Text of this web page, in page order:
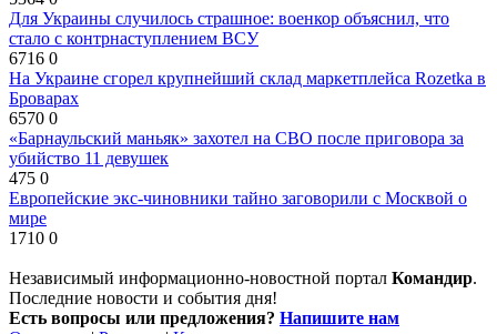
Для Украины случилось страшное: военкор объяснил, что
стало с контрнаступлением ВСУ
6716 0
На Украине сгорел крупнейший склад маркетплейса Rozetka в
Броварах
6570 0
«Барнаульский маньяк» захотел на СВО после приговора за
убийство 11 девушек
475 0
Европейские экс-чиновники тайно заговорили с Москвой о
мире
1710 0
Независимый информационно-новостной портал Командир.
Последние новости и события дня!
Есть вопросы или предложения? Напишите нам